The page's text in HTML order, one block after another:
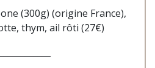
(300g) (origine France),
thym, ail rôti (27€)